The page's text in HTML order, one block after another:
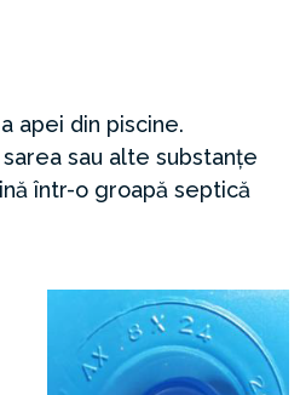
apei din piscine.
sau alte substanțe
într-o groapă septică